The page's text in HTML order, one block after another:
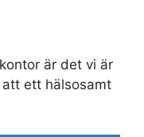
är det vi är
ett hälsosamt